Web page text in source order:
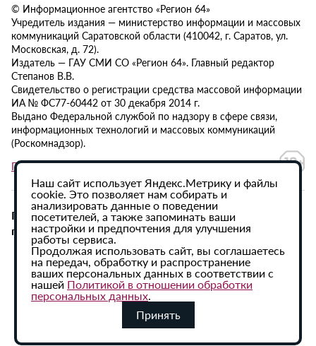
© Информационное агентство «Регион 64»
Учредитель издания — министерство информации и массовых
коммуникаций Саратовской области (410042, г. Саратов, ул.
Московская, д. 72).
Издатель — ГАУ СМИ СО «Регион 64». Главный редактор
Степанов В.В.
Свидетельство о регистрации средства массовой информации
ИА № ФС77-60442 от 30 декабря 2014 г.
Выдано Федеральной службой по надзору в сфере связи,
информационных технологий и массовых коммуникаций
(Роскомнадзор).
Политика в отношении обработки персональных данных
При использовании материалов сайта активная
гиперссылка на ИА «Регион 64» обязательна.
Наш сайт использует Яндекс.Метрику и файлы
cookie. Это позволяет нам собирать и
анализировать данные о поведении
посетителей, а также запоминать ваши
настройки и предпочтения для улучшения
работы сервиса.
Продолжая использовать сайт, вы соглашаетесь
на передач, обработку и распространение
ваших персональных данных в соответствии с
нашей Политикой в отношении обработки
персональных данных.
Принять